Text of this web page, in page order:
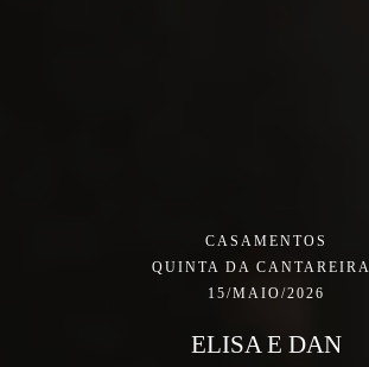
CASAMENTOS
QUINTA DA CANTAREIRA
15/MAIO/2026
ELISA E DAN